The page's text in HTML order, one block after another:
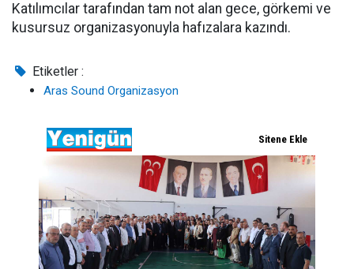
Katılımcılar tarafından tam not alan gece, görkemi ve
kusursuz organizasyonuyla hafızalara kazındı.
Etiketler :
Aras Sound Organizasyon